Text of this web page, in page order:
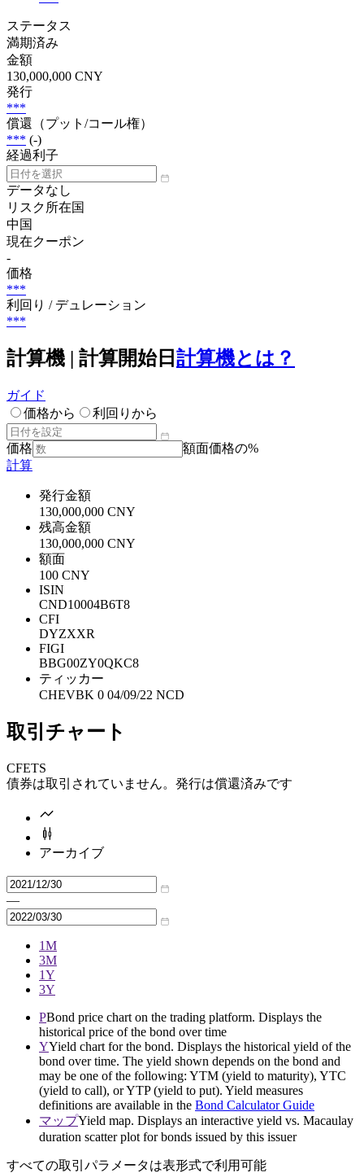
ステータス
満期済み
金額
130,000,000 CNY
発行
***
償還（プット/コール権）
*** (-)
経過利子
データなし
リスク所在国
中国
現在クーポン
-
価格
***
利回り / デュレーション
***
計算機 | 計算開始日 計算機とは？
ガイド
価格から
利回りから
価格
額面価格の%
計算
発行金額
130,000,000 CNY
残高金額
130,000,000 CNY
額面
100 CNY
ISIN
CND10004B6T8
CFI
DYZXXR
FIGI
BBG00ZY0QKC8
ティッカー
CHEVBK 0 04/09/22 NCD
取引チャート
CFETS
債券は取引されていません。発行は償還済みです
アーカイブ
—
1M
3M
1Y
3Y
PBond price chart on the trading platform. Displays the
historical price of the bond over time
YYield chart for the bond. Displays the historical yield of the
bond over time. The yield shown depends on the bond and
may be one of the following: YTM (yield to maturity), YTC
(yield to call), or YTP (yield to put). Yield measures
definitions are available in the Bond Calculator Guide
マップYield map. Displays an interactive yield vs. Macaulay
duration scatter plot for bonds issued by this issuer
すべての取引パラメータは表形式で利用可能